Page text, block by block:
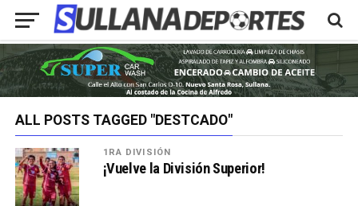
ALL POSTS TAGGED "DESTCADO"
1RA DIVISIÓN
¡Vuelve la División Superior!